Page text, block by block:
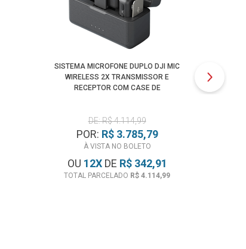
SISTEMA MICROFONE DUPLO DJI MIC
WIRELESS 2X TRANSMISSOR E
RECEPTOR COM CASE DE
DE: R$ 4.114,99
POR: R$ 3.785,79
À VISTA NO BOLETO
OU 12XDE R$ 342,91
TOTAL PARCELADO R$ 4.114,99